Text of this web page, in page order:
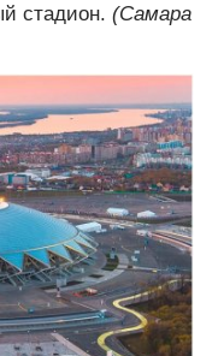
стадион. (Самара